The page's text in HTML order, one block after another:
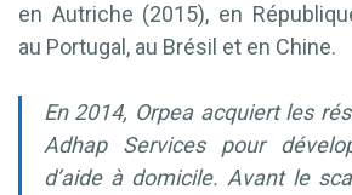
en Autriche (2015), en
au Portugal, au Brésil et en Chine.
En 2014, Orpea acquiert les
Adhap Services pour
d’aide à domicile. Avant le